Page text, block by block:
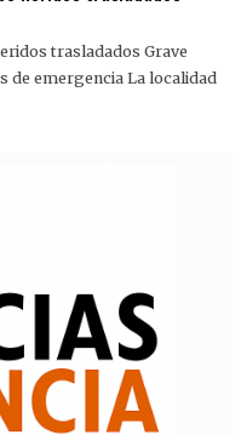
trasladados Grave
de emergencia La localidad